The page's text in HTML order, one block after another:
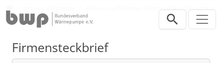
Elektro Kaffl GmbH Elektro-Gebäudetechnik
Firmensteckbrief